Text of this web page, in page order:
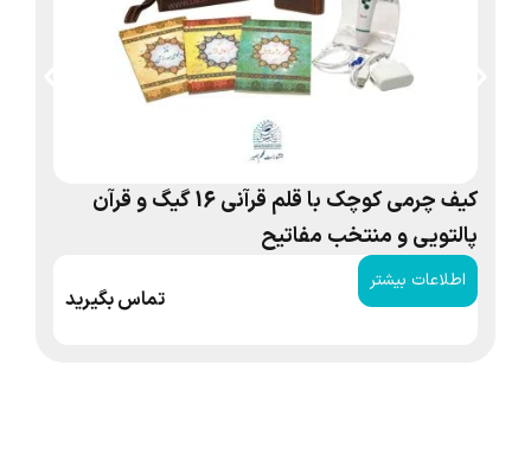
کیف چرمی کوچک با قلم قرآنی 16 گیگ و قرآن
پالتویی و منتخب مفاتیح
اطلاعات بیشتر
تماس بگیرید